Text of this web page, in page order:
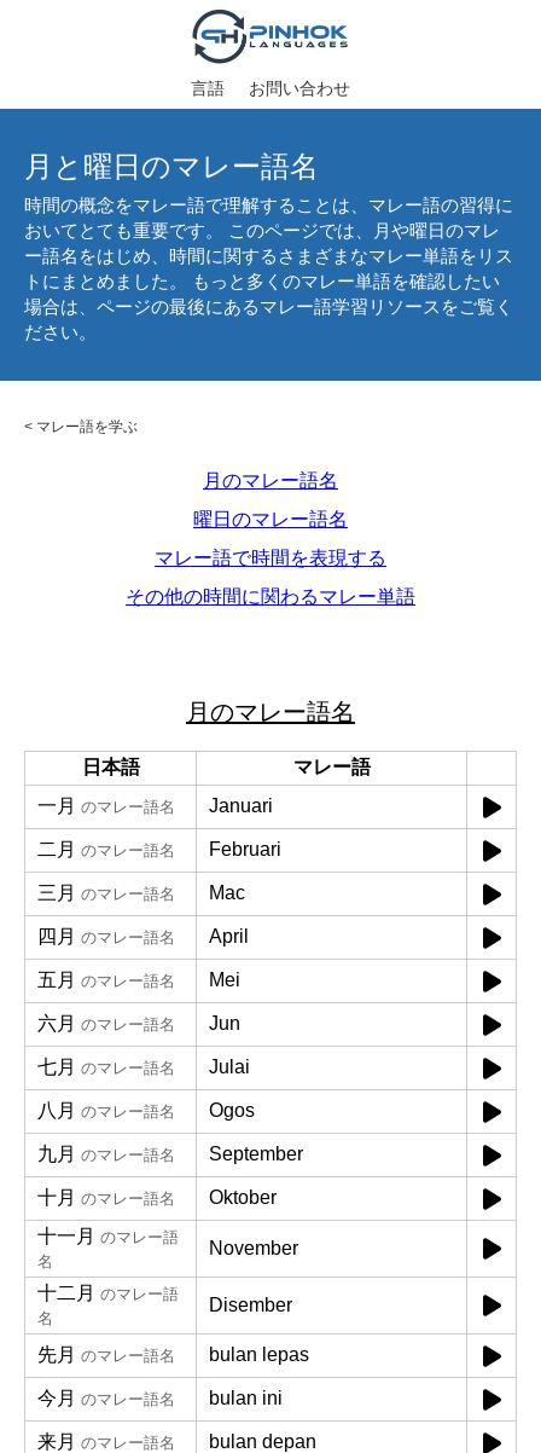
言語 お問い合わせ
月と曜日のマレー語名
時間の概念をマレー語で理解することは、マレー語の習得に
おいてとても重要です。 このページでは、月や曜日のマレ
ー語名をはじめ、時間に関するさまざまなマレー単語をリス
トにまとめました。 もっと多くのマレー単語を確認したい
場合は、ページの最後にあるマレー語学習リソースをご覧く
ださい。
< マレー語を学ぶ
月のマレー語名
曜日のマレー語名
マレー語で時間を表現する
その他の時間に関わるマレー単語
月のマレー語名
日本語
マレー語
一月 のマレー語名 Januari
二月 のマレー語名 Februari
三月 のマレー語名 Mac
四月 のマレー語名 April
五月 のマレー語名 Mei
六月 のマレー語名 Jun
七月 のマレー語名 Julai
八月 のマレー語名 Ogos
九月 のマレー語名 September
十月 のマレー語名
Oktober
十一月 のマレー語
名
November
十二月 のマレー語
名
Disember
先月 のマレー語名 bulan lepas
今月 のマレー語名 bulan ini
来月 のマレー語名 bulan depan